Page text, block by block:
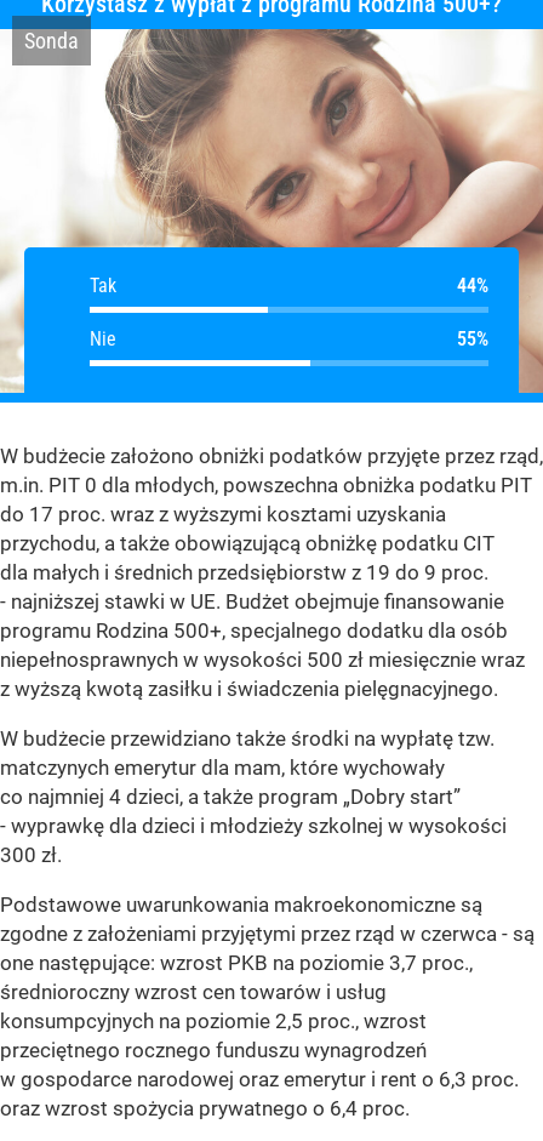
Tak
Nie
Sonda
Tak
Nie
W budżecie założono obniżki podatków przyjęte przez rząd,
m.in. PIT 0 dla młodych, powszechna obniżka podatku PIT
do 17 proc. wraz z wyższymi kosztami uzyskania
przychodu, a także obowiązującą obniżkę podatku CIT
dla małych i średnich przedsiębiorstw z 19 do 9 proc.
- najniższej stawki w UE. Budżet obejmuje finansowanie
programu Rodzina 500+, specjalnego dodatku dla osób
niepełnosprawnych w wysokości 500 zł miesięcznie wraz
z wyższą kwotą zasiłku i świadczenia pielęgnacyjnego.
W budżecie przewidziano także środki na wypłatę tzw.
matczynych emerytur dla mam, które wychowały
co najmniej 4 dzieci, a także program „Dobry start”
- wyprawkę dla dzieci i młodzieży szkolnej w wysokości
300 zł.
Podstawowe uwarunkowania makroekonomiczne są
zgodne z założeniami przyjętymi przez rząd w czerwca - są
one następujące: wzrost PKB na poziomie 3,7 proc.,
średnioroczny wzrost cen towarów i usług
konsumpcyjnych na poziomie 2,5 proc., wzrost
przeciętnego rocznego funduszu wynagrodzeń
w gospodarce narodowej oraz emerytur i rent o 6,3 proc.
oraz wzrost spożycia prywatnego o 6,4 proc.